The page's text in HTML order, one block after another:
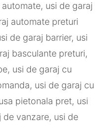
automate, usi de garaj
automate preturi
de garaj barrier, usi
basculante preturi,
, usi de garaj cu
, usi de garaj cu
pietonala pret, usi
de vanzare, usi de